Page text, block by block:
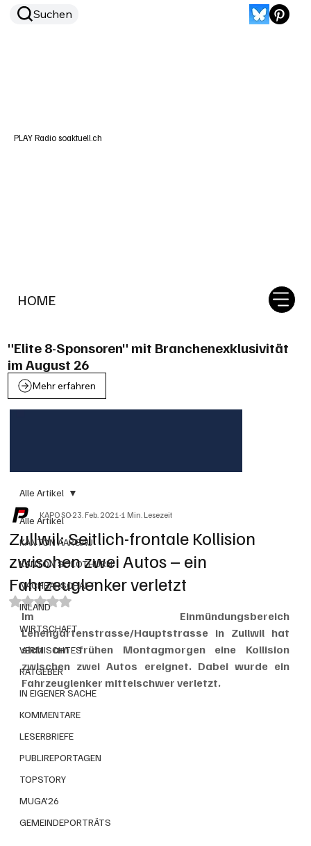
HOME
Suchen
PLAY Radio soaktuell.ch
"Elite 8-Sponsoren" mit Branchenexklusivität
im August 26
Mehr erfahren
Alle Artikel
KANTON AARGAU
KANTON SOLOTHURN
NACHBARSCHAFT
INLAND
WIRTSCHAFT
VERMISCHTES
RATGEBER
IN EIGENER SACHE
KOMMENTARE
LESERBRIEFE
PUBLIREPORTAGEN
TOPSTORY
MUGA'26
GEMEINDEPORTRÄTS
Alle Artikel
Zullwil: Seitlich-frontale Kollision
zwischen zwei Autos – ein
Fahrzeuglenker verletzt
KAPO SO23. Feb. 20211 Min. Lesezeit
Mit NaN von 5 Sternen bewertet.
Im Einmündungsbereich
Lehengartenstrasse/Hauptstrasse in Zullwil hat
sich am frühen Montagmorgen eine Kollision
zwischen zwei Autos ereignet. Dabei wurde ein
Fahrzeuglenker mittelschwer verletzt.